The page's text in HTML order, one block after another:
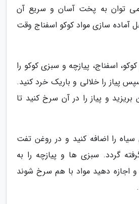
می توان به پخت آسان و سریع آن
آماده سازی مواد کوکو اسفناج وقت
اسفناج، پیازچه و سبزی کوکو را
پیاز را خلالی و باریک خرد کنید.
و پیاز را در آن سرخ کنید تا
سیاه را اضافه کنید و در روغن تفت
گردد. سبزی ها و پیازچه را به
و اجازه دهید مواد با هم سرخ شوند